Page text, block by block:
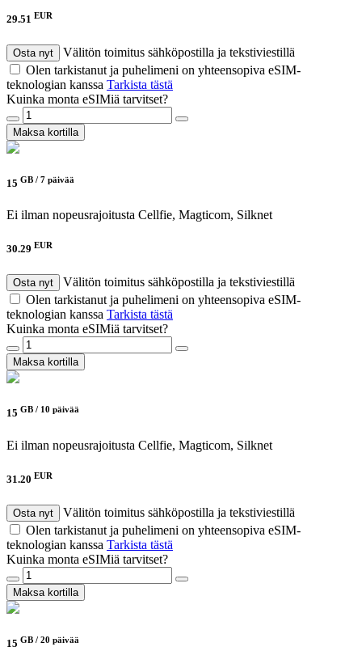
29.51 EUR
Osta nyt
Välitön toimitus sähköpostilla ja tekstiviestillä
Olen tarkistanut ja puhelimeni on yhteensopiva eSIM-
teknologian kanssa Tarkista tästä
Kuinka monta eSIMiä tarvitset?
Maksa kortilla
15 GB / 7 päivää
Ei ilman nopeusrajoitusta Cellfie, Magticom, Silknet
30.29 EUR
Osta nyt
Välitön toimitus sähköpostilla ja tekstiviestillä
Olen tarkistanut ja puhelimeni on yhteensopiva eSIM-
teknologian kanssa Tarkista tästä
Kuinka monta eSIMiä tarvitset?
Maksa kortilla
15 GB / 10 päivää
Ei ilman nopeusrajoitusta Cellfie, Magticom, Silknet
31.20 EUR
Osta nyt
Välitön toimitus sähköpostilla ja tekstiviestillä
Olen tarkistanut ja puhelimeni on yhteensopiva eSIM-
teknologian kanssa Tarkista tästä
Kuinka monta eSIMiä tarvitset?
Maksa kortilla
15 GB / 20 päivää